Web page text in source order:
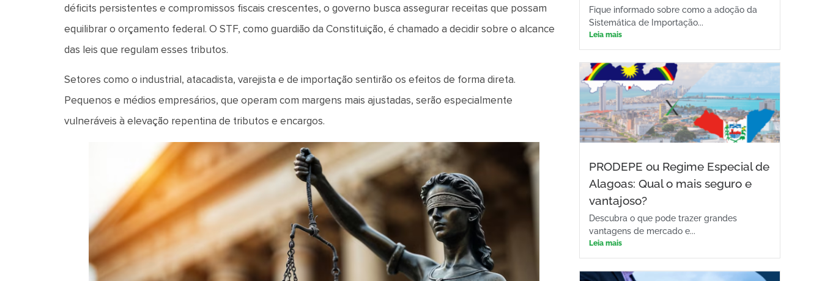
déficits persistentes e compromissos fiscais crescentes, o governo busca assegurar receitas que possam
equilibrar o orçamento federal. O STF, como guardião da Constituição, é chamado a decidir sobre o alcance
das leis que regulam esses tributos.
Setores como o industrial, atacadista, varejista e de importação sentirão os efeitos de forma direta.
Pequenos e médios empresários, que operam com margens mais ajustadas, serão especialmente
vulneráveis à elevação repentina de tributos e encargos.
Fique informado sobre como a adoção da
Sistemática de Importação...
Leia mais
PRODEPE ou Regime Especial de
Alagoas: Qual o mais seguro e
vantajoso?
Descubra o que pode trazer grandes
vantagens de mercado e...
Leia mais